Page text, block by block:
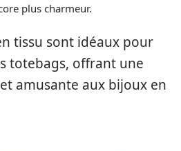
plus charmeur.
tissu sont idéaux pour
totebags, offrant une
amusante aux bijoux en